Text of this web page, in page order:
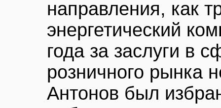
направления, как
энергетический
года за заслуги в
розничного рынка
Антонов был